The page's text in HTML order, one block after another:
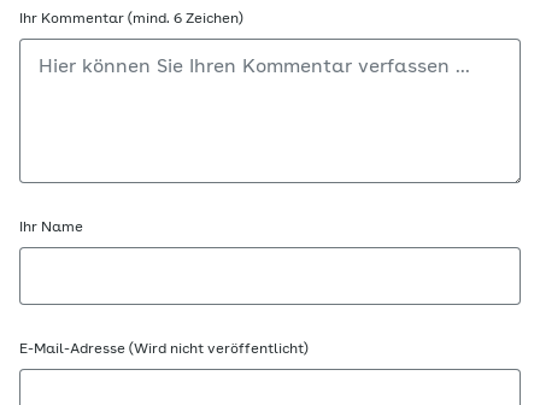
Ihr Kommentar (mind. 6 Zeichen)
Ihr Name
E-Mail-Adresse (Wird nicht veröffentlicht)